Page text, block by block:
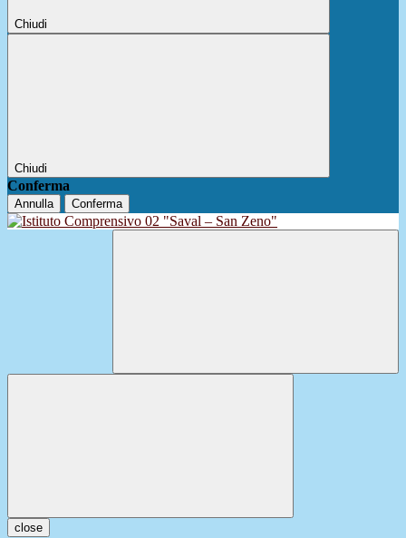
Chiudi
Chiudi
Conferma
Annulla Conferma
close